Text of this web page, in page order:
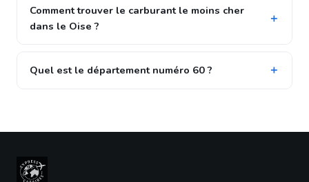
Comment trouver le carburant le moins cher
dans le Oise ?
Quel est le département numéro 60 ?